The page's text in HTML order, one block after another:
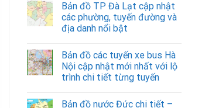
Bản đồ TP Đà Lạt cập nhật
các phường, tuyến đường và
địa danh nổi bật
Bản đồ các tuyến xe bus Hà
Nội cập nhật mới nhất với lộ
trình chi tiết từng tuyến
Bản đồ nước Đức chi tiết –